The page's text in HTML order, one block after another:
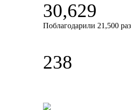
30,629
Поблагодарили 21,500
238